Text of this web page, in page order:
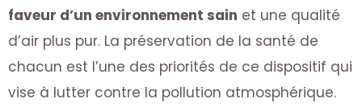
faveur d’un environnement sain et une qualité
d’air plus pur. La préservation de la santé de
chacun est l’une des priorités de ce dispositif qui
vise à lutter contre la pollution atmosphérique.